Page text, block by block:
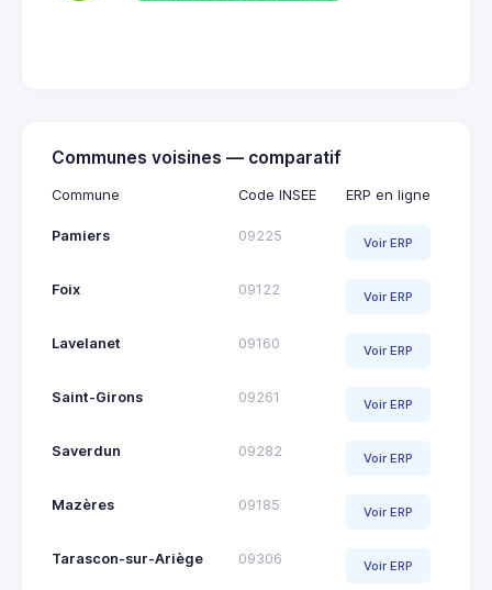
Communes voisines — comparatif
Commune Code INSEE ERP en ligne
Pamiers 09225 Voir ERP
Foix 09122 Voir ERP
Lavelanet 09160 Voir ERP
Saint-Girons 09261 Voir ERP
Saverdun 09282 Voir ERP
Mazères 09185 Voir ERP
Tarascon-sur-Ariège 09306 Voir ERP